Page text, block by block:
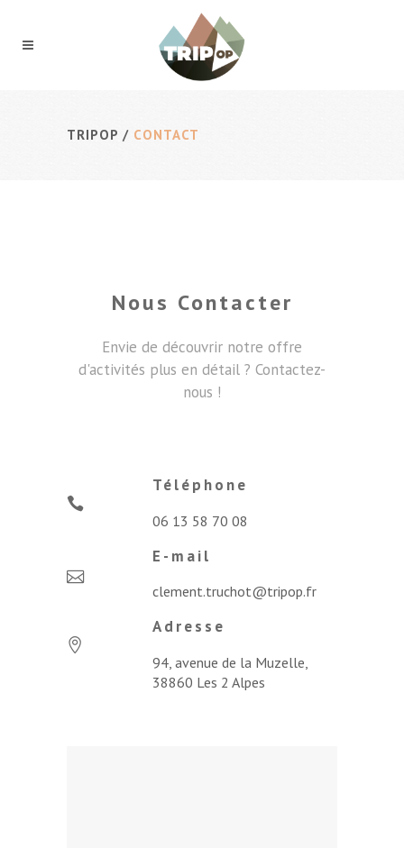
TRIPOP / CONTACT
Nous Contacter
Envie de découvrir notre offre
d'activités plus en détail ? Contactez-
nous !
Téléphone
06 13 58 70 08
E-mail
clement.truchot@tripop.fr
Adresse
94, avenue de la Muzelle,
38860 Les 2 Alpes